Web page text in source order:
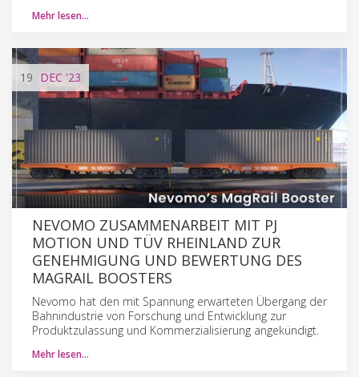
Mehr lesen…
19 DEC '23
NEVOMO ZUSAMMENARBEIT MIT PJ
MOTION UND TÜV RHEINLAND ZUR
GENEHMIGUNG UND BEWERTUNG DES
MAGRAIL BOOSTERS
Nevomo hat den mit Spannung erwarteten Übergang der
Bahnindustrie von Forschung und Entwicklung zur
Produktzulassung und Kommerzialisierung angekündigt.
Mehr lesen…